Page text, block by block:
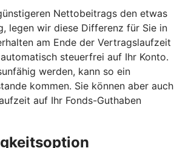
Nettobeitrags den etwas
legen wir diese Differenz für Sie in
am Ende der Vertragslaufzeit
steuerfrei auf Ihr Konto.
werden, kann so ein
kommen. Sie können aber auch
auf Ihr Fonds-Guthaben